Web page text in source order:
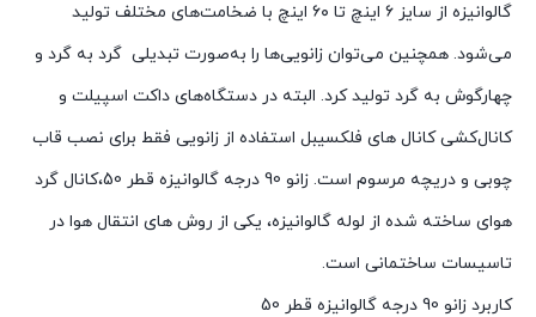
گالوانیزه از سایز ۶ اینچ تا ۶۰ اینچ با ضخامت‌های مختلف تولید
می‌شود. همچنین می‌توان زانویی‌ها را به‌صورت تبدیلی گرد به گرد و
چهارگوش به گرد تولید کرد. البته در دستگاه‌های داکت اسپیلت و
کانال‌کشی کانال های فلکسیبل استفاده از زانویی فقط برای نصب قاب
چوبی و دریچه مرسوم است. زانو 90 درجه گالوانیزه قطر 50،کانال گرد
هوای ساخته شده از لوله گالوانیزه، یکی از روش های انتقال هوا در
تاسیسات ساختمانی است.
کاربرد زانو 90 درجه گالوانیزه قطر 50